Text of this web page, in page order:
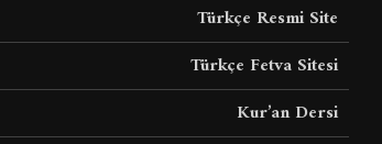
Türkçe Resmi Site
Türkçe Fetva Sitesi
Kur’an Dersi